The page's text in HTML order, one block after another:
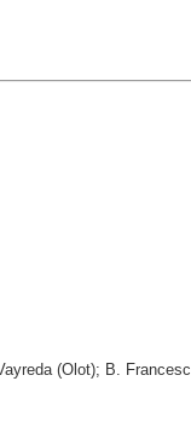
(Olot); B. Francesc